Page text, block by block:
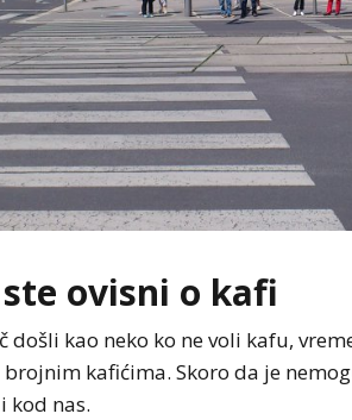
ovisni o kafi
došli kao neko ko ne voli kafu,
kafićima. Skoro da je
kod nas.